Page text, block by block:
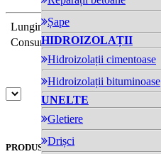
Șape
HIDROIZOLAȚII
Hidroizolații cimentoase
Hidroizolații bituminoase
UNELTE
Gletiere
Drișci
Lungime (mm)
Consum
4 - 5 buc/m²
PRODUSE SIMILARE